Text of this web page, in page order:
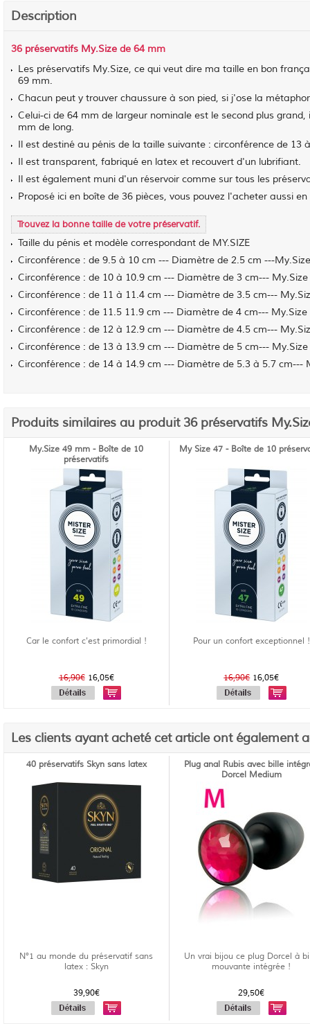
Description
36 préservatifs My.Size de 64 mm
Les préservatifs My.Size, ce qui veut dire ma taille en bon
69 mm.
Chacun peut y trouver chaussure à son pied, si j'ose la
Celui-ci de 64 mm de largeur nominale est le second plus
mm de long.
Il est destiné au pénis de la taille suivante : circonférence de 13
Il est transparent, fabriqué en latex et recouvert d'un lubrifiant.
Il est également muni d'un réservoir comme sur tous les
Proposé ici en boîte de 36 pièces, vous pouvez l'acheter aussi en
Trouvez la bonne taille de votre préservatif.
Taille du pénis et modèle correspondant de MY.SIZE
Circonférence : de 9.5 à 10 cm --- Diamètre de 2.5 cm ---
Circonférence : de 10 à 10.9 cm --- Diamètre de 3 cm---
Circonférence : de 11 à 11.4 cm --- Diamètre de 3.5 cm---
Circonférence : de 11.5 11.9 cm --- Diamètre de 4 cm---
Circonférence : de 12 à 12.9 cm --- Diamètre de 4.5 cm---
Circonférence : de 13 à 13.9 cm --- Diamètre de 5 cm---
Circonférence : de 14 à 14.9 cm --- Diamètre de 5.3 à 5.7 cm---
Produits similaires au produit 36 préservatifs
My.Size 49 mm - Boîte de 10
préservatifs
Car le confort c'est primordial !
16,90€16,05€
My Size 47 - Boîte de 10
Pour un confort exceptionnel !
16,90€16,05€
Les clients ayant acheté cet article ont également
40 préservatifs Skyn sans latex
N°1 au monde du préservatif sans
latex : Skyn
39,90€
Plug anal Rubis avec bille
Dorcel Medium
Un vrai bijou ce plug Dorcel à
mouvante intégrée !
29,50€